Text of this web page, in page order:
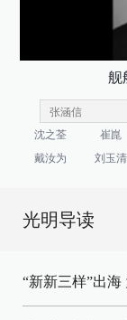
舰
沈之荃 崔崑
戴汝为
刘玉清
光明导读
“新新三样”出